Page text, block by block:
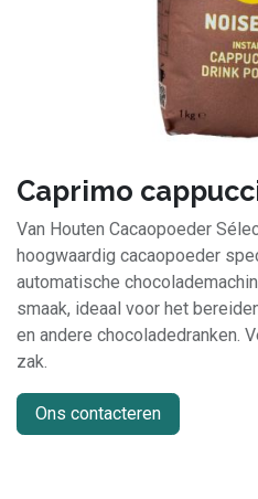
Caprimo
Van Houten Cacaopoeder
hoogwaardig cacaopoeder
automatische
smaak, ideaal voor het
en andere chocoladedranken.
zak.
Ons contacteren